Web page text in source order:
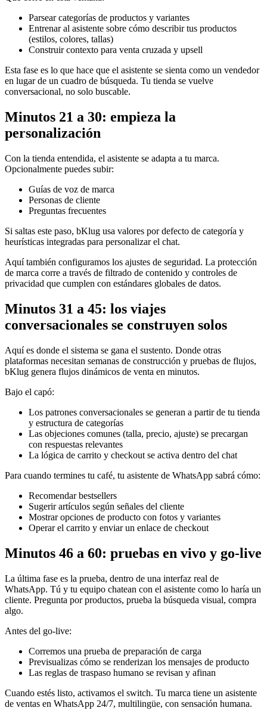
Parsear categorías de productos y variantes
Entrenar al asistente sobre cómo describir tus productos
(estilos, colores, tallas)
Construir contexto para venta cruzada y upsell
Esta fase es lo que hace que el asistente se sienta como un vendedor
en lugar de un cuadro de búsqueda. Tu tienda se vuelve
conversacional, no solo buscable.
Minutos 21 a 30: empieza la
personalización
Con la tienda entendida, el asistente se adapta a tu marca.
Opcionalmente puedes subir:
Guías de voz de marca
Personas de cliente
Preguntas frecuentes
Si saltas este paso, bKlug usa valores por defecto de categoría y
heurísticas integradas para personalizar el chat.
Aquí también configuramos los ajustes de seguridad. La protección
de marca corre a través de filtrado de contenido y controles de
privacidad que cumplen con estándares globales de datos.
Minutos 31 a 45: los viajes
conversacionales se construyen solos
Aquí es donde el sistema se gana el sustento. Donde otras
plataformas necesitan semanas de construcción y pruebas de flujos,
bKlug genera flujos dinámicos de venta en minutos.
Bajo el capó:
Los patrones conversacionales se generan a partir de tu tienda
y estructura de categorías
Las objeciones comunes (talla, precio, ajuste) se precargan
con respuestas relevantes
La lógica de carrito y checkout se activa dentro del chat
Para cuando termines tu café, tu asistente de WhatsApp sabrá cómo:
Recomendar bestsellers
Sugerir artículos según señales del cliente
Mostrar opciones de producto con fotos y variantes
Operar el carrito y enviar un enlace de checkout
Minutos 46 a 60: pruebas en vivo y go-live
La última fase es la prueba, dentro de una interfaz real de
WhatsApp. Tú y tu equipo chatean con el asistente como lo haría un
cliente. Pregunta por productos, prueba la búsqueda visual, compra
algo.
Antes del go-live:
Corremos una prueba de preparación de carga
Previsualizas cómo se renderizan los mensajes de producto
Las reglas de traspaso humano se revisan y afinan
Cuando estés listo, activamos el switch. Tu marca tiene un asistente
de ventas en WhatsApp 24/7, multilingüe, con sensación humana.